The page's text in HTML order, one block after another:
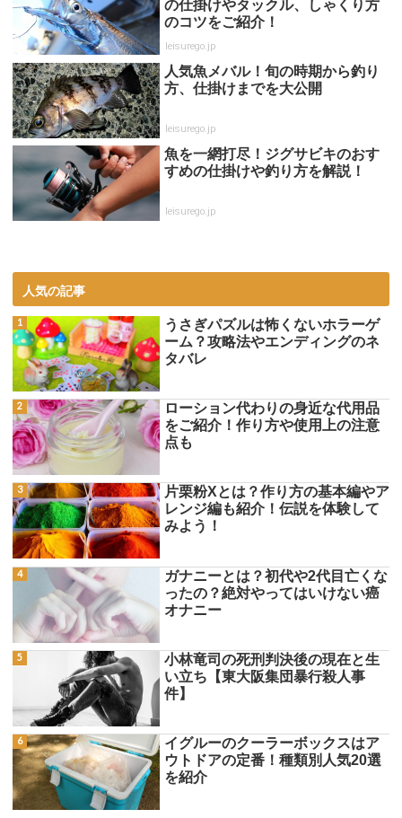
の仕掛けやタックル、しゃくり方
のコツをご紹介！
leisurego.jp
人気魚メバル！旬の時期から釣り
方、仕掛けまでを大公開
leisurego.jp
魚を一網打尽！ジグサビキのおす
すめの仕掛けや釣り方を解説！
leisurego.jp
人気の記事
うさぎパズルは怖くないホラーゲ
ーム？攻略法やエンディングのネ
タバレ
ローション代わりの身近な代用品
をご紹介！作り方や使用上の注意
点も
片栗粉Xとは？作り方の基本編やア
レンジ編も紹介！伝説を体験して
みよう！
ガナニーとは？初代や2代目亡くな
ったの？絶対やってはいけない癌
オナニー
小林竜司の死刑判決後の現在と生
い立ち【東大阪集団暴行殺人事
件】
イグルーのクーラーボックスはア
ウトドアの定番！種類別人気20選
を紹介